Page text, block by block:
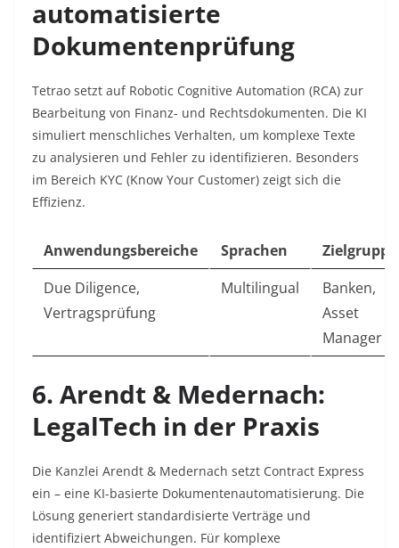
automatisierte
Dokumentenprüfung
Tetrao setzt auf Robotic Cognitive Automation (RCA) zur
Bearbeitung von Finanz- und Rechtsdokumenten. Die KI
simuliert menschliches Verhalten, um komplexe Texte
zu analysieren und Fehler zu identifizieren. Besonders
im Bereich KYC (Know Your Customer) zeigt sich die
Effizienz.
Anwendungsbereiche Sprachen
Zielgruppe
Due Diligence,
Vertragsprüfung
Multilingual
Banken,
Asset
Manager
6. Arendt & Medernach:
LegalTech in der Praxis
Die Kanzlei Arendt & Medernach setzt Contract Express
ein – eine KI-basierte Dokumentenautomatisierung. Die
Lösung generiert standardisierte Verträge und
identifiziert Abweichungen. Für komplexe